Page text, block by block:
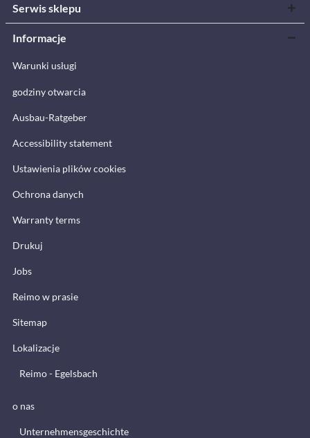
Serwis sklepu
Informacje
Warunki usługi
godziny otwarcia
Ausbau-Ratgeber
Accessibility statement
Ustawienia plików cookies
Ochrona danych
Warranty terms
Drukuj
Jobs
Reimo w prasie
Sitemap
Lokalizacje
Reimo - Egelsbach
o nas
Unternehmensgeschichte